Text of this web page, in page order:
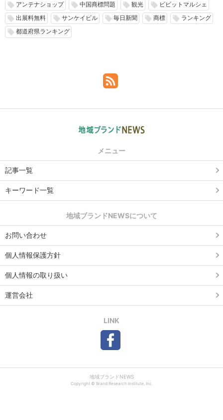
local_offer アンテナショップ local_offer 中国商標問題 local_offer 観光 local_offer ビビットマルシェ
local_offer 出展料無料 local_offer サンケイビル local_offer 毎日新聞 local_offer 商標 local_offer ランキング
local_offer 都道府県ランキング
メニュー
記事一覧
キーワード一覧
地域ブランドNEWSについて
お問い合わせ
個人情報保護方針
個人情報の取り扱い
運営会社
LINK
地域ブランドNEWS
Copyright © Brand Research Institute, Inc.